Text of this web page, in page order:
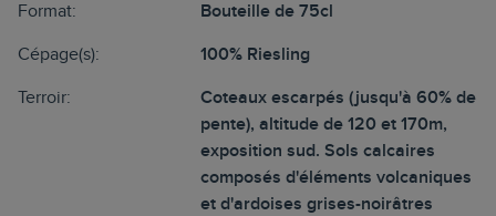
Format: Bouteille de 75cl
Cépage(s): 100% Riesling
Terroir:
Coteaux escarpés (jusqu'à 60% de
pente), altitude de 120 et 170m,
exposition sud. Sols calcaires
composés d'éléments volcaniques
et d'ardoises grises-noirâtres